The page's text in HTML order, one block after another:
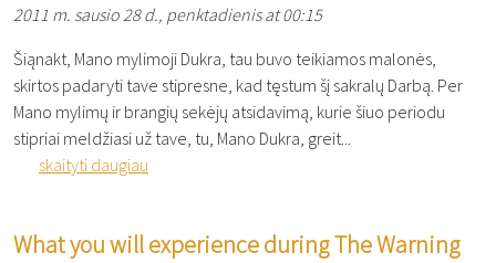
2011 m. sausio 28 d., penktadienis at 00:15
Šiąnakt, Mano mylimoji Dukra, tau buvo teikiamos malonės,
skirtos padaryti tave stipresne, kad tęstum šį sakralų Darbą. Per
Mano mylimų ir brangių sekėjų atsidavimą, kurie šiuo periodu
stipriai meldžiasi už tave, tu, Mano Dukra, greit...
skaityti daugiau
What you will experience during The Warning